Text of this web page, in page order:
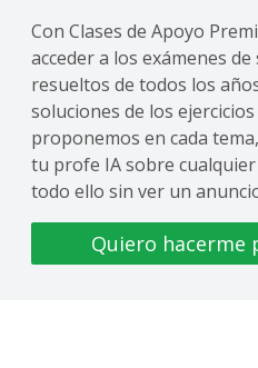
Con Clases de Apoyo
acceder a los exámenes de
resueltos de todos los
soluciones de los
proponemos en cada
tu profe IA sobre
todo ello sin ver un
Quiero hacerme